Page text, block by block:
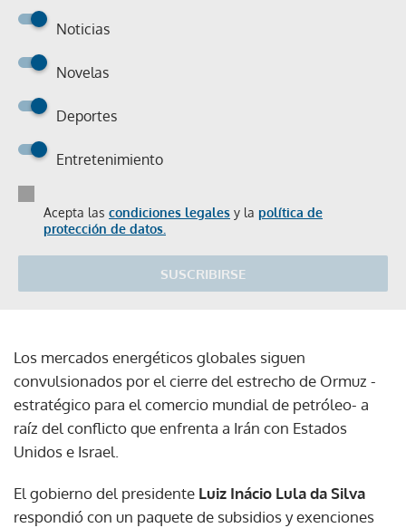
Noticias
Novelas
Deportes
Entretenimiento
Acepta las condiciones legales y la política de
protección de datos.
SUSCRIBIRSE
Los mercados energéticos globales siguen
convulsionados por el cierre del estrecho de Ormuz -
estratégico para el comercio mundial de petróleo- a
raíz del conflicto que enfrenta a Irán con Estados
Unidos e Israel.
El gobierno del presidente Luiz Inácio Lula da Silva
respondió con un paquete de subsidios y exenciones